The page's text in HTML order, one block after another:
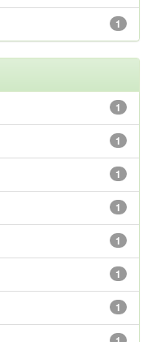
1
1
1
1
1
1
1
1